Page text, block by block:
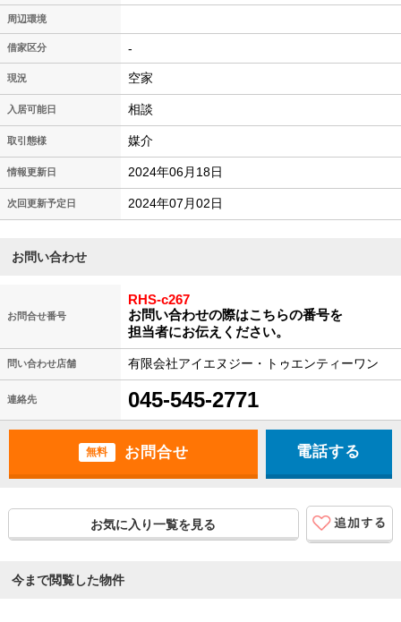
周辺環境
借家区分 -
現況 空家
入居可能日 相談
取引態様 媒介
情報更新日 2024年06月18日
次回更新予定日 2024年07月02日
お問い合わせ
お問合せ番号
RHS-c267
お問い合わせの際はこちらの番号を
担当者にお伝えください。
問い合わせ店舗 有限会社アイエヌジー・トゥエンティーワン
連絡先 045-545-2771
無料 電話する
お気に入り一覧を見る
今まで閲覧した物件